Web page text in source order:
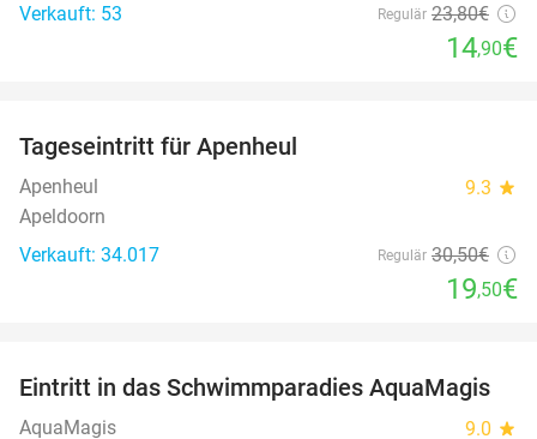
Verkauft: 53
Regulär 23,80€
14,90€
Tageseintritt für Apenheul
Apenheul 9.3 star
Apeldoorn
Verkauft: 34.017
Regulär 30,50€
19,50€
35%
Eintritt in das Schwimmparadies AquaMagis
AquaMagis 9.0 star